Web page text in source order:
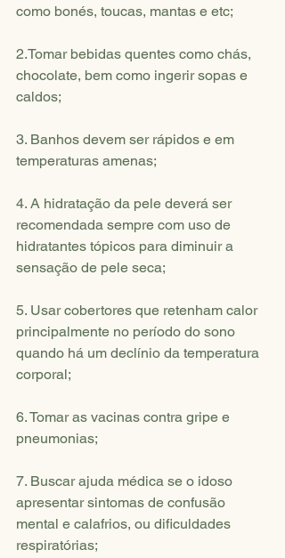
como bonés, toucas, mantas e etc;
2.Tomar bebidas quentes como chás,
chocolate, bem como ingerir sopas e
caldos;
3. Banhos devem ser rápidos e em
temperaturas amenas;
4. A hidratação da pele deverá ser
recomendada sempre com uso de
hidratantes tópicos para diminuir a
sensação de pele seca;
5. Usar cobertores que retenham calor
principalmente no período do sono
quando há um declínio da temperatura
corporal;
6. Tomar as vacinas contra gripe e
pneumonias;
7. Buscar ajuda médica se o idoso
apresentar sintomas de confusão
mental e calafrios, ou dificuldades
respiratórias;